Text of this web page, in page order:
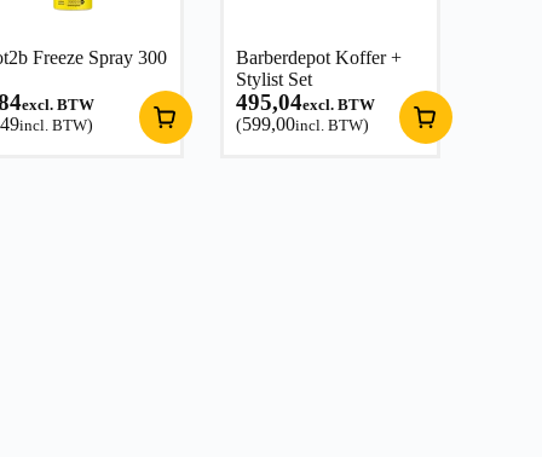
Freeze Spray 300
excl. BTW
incl. BTW)
Barberdepot Koffer +
Stylist Set
495,04excl. BTW
(599,00incl. BTW)